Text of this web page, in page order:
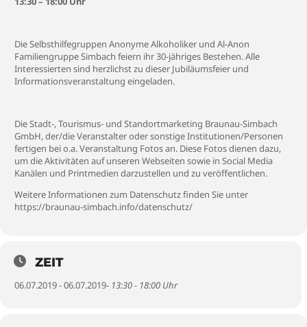
Die Selbsthilfegruppen Anonyme Alkoholiker und Al-Anon
Familiengruppe Simbach feiern ihr 30-jähriges Bestehen. Alle
Interessierten sind herzlichst zu dieser Jubiläumsfeier und
Informationsveranstaltung eingeladen.
Die Stadt-, Tourismus- und Standortmarketing Braunau-Simbach
GmbH, der/die Veranstalter oder sonstige Institutionen/Personen
fertigen bei o.a. Veranstaltung Fotos an. Diese Fotos dienen dazu,
um die Aktivitäten auf unseren Webseiten sowie in Social Media
Kanälen und Printmedien darzustellen und zu veröffentlichen.
Weitere Informationen zum Datenschutz finden Sie unter
https://braunau-simbach.info/datenschutz/
ZEIT
06.07.2019 - 06.07.2019- 13:30 - 18:00 Uhr